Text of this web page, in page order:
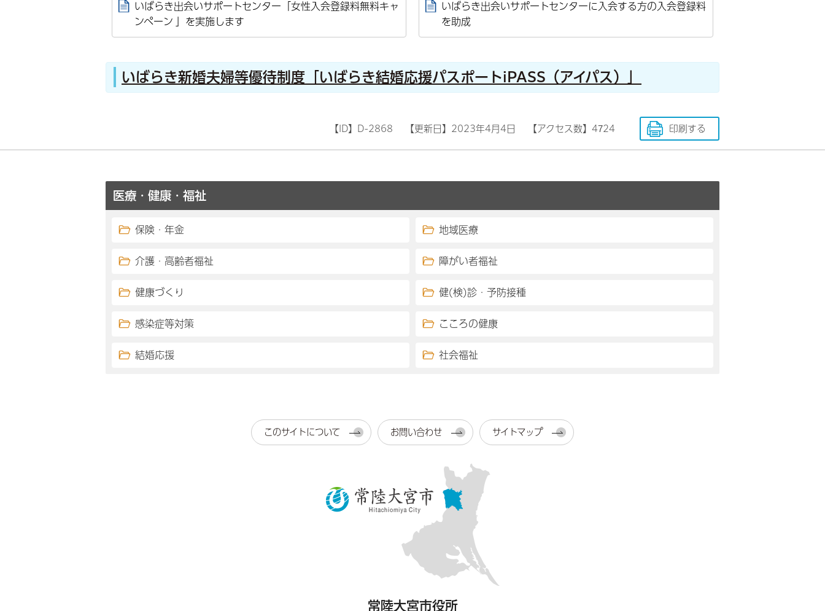
いばらき出会いサポートセンター「女性入会登録料無料キャ
ンペーン 」を実施します
いばらき出会いサポートセンターに入会する方の入会登録料
を助成
いばらき新婚夫婦等優待制度「いばらき結婚応援パスポートiPASS（アイパス）」
【ID】 D-2868 【更新日】 2023年4月4日 【アクセス数】 4724 印刷する
医療・健康・福祉
保険・年金 地域医療
介護・高齢者福祉 障がい者福祉
健康づくり 健(検)診・予防接種
感染症等対策 こころの健康
結婚応援 社会福祉
このサイトについて お問い合わせ サイトマップ
常陸大宮市役所